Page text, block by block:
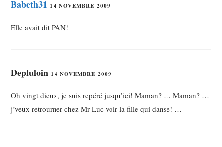
Babeth31 14 NOVEMBRE 2009
Elle avait dit PAN!
Depluloin 14 NOVEMBRE 2009
Oh vingt dieux, je suis repéré jusqu’ici! Maman? … Maman? …
j’veux retrourner chez Mr Luc voir la fille qui danse! …